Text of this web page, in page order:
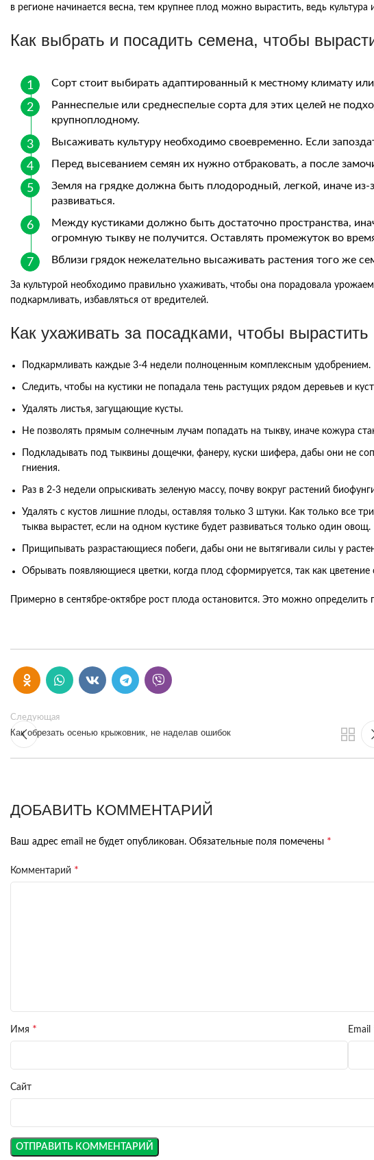
в регионе начинается весна, тем крупнее плод можно вырастить, ведь
Как выбрать и посадить семена, чтобы
Сорт стоит выбирать адаптированный к местному климату
Раннеспелые или среднеспелые сорта для этих целей не
крупноплодному.
Высаживать культуру необходимо своевременно. Если
Перед высеванием семян их нужно отбраковать, а после
Земля на грядке должна быть плодородный, легкой, иначе из-
развиваться.
Между кустиками должно быть достаточно пространства,
огромную тыкву не получится. Оставлять промежуток во
Вблизи грядок нежелательно высаживать растения того же
За культурой необходимо правильно ухаживать, чтобы она порадовала
подкармливать, избавляться от вредителей.
Как ухаживать за посадками, чтобы
Подкармливать каждые 3-4 недели полноценным комплексным удобрением.
Следить, чтобы на кустики не попадала тень растущих рядом деревьев и
Удалять листья, загущающие кусты.
Не позволять прямым солнечным лучам попадать на тыкву, иначе кожура
Подкладывать под тыквины дощечки, фанеру, куски шифера, дабы они не
гниения.
Раз в 2-3 недели опрыскивать зеленую массу, почву вокруг растений
Удалять с кустов лишние плоды, оставляя только 3 штуки. Как только все
тыква вырастет, если на одном кустике будет развиваться только один овощ.
Прищипывать разрастающиеся побеги, дабы они не вытягивали силы у
Обрывать появляющиеся цветки, когда плод сформируется, так как
Примерно в сентябре-октябре рост плода остановится. Это можно
Следующая
Как обрезать осенью крыжовник, не наделав ошибок
ДОБАВИТЬ КОММЕНТАРИЙ
Ваш адрес email не будет опубликован. Обязательные поля помечены *
Комментарий *
Имя * Email
Сайт